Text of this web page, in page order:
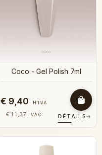
Coco - Gel Polish 7ml
€ 9,40 HTVA
€ 11,37 TVAC DÉTAILS →